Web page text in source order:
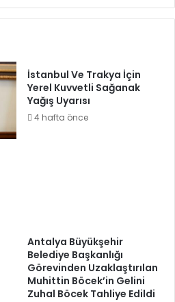
İstanbul Ve Trakya İçin
Yerel Kuvvetli Sağanak
Yağış Uyarısı
4 hafta önce
Antalya Büyükşehir
Belediye Başkanlığı
Görevinden Uzaklaştırılan
Muhittin Böcek’in Gelini
Zuhal Böcek Tahliye Edildi